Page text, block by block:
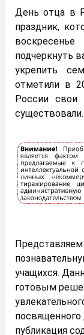
День отца в
праздник,
подчеркнуть
укрепить
отметили в
России свои
существовали.
учащихся.
готовым
публикация